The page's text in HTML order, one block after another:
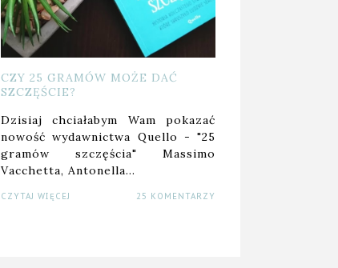
CZY 25 GRAMÓW MOŻE DAĆ
SZCZĘŚCIE?
Dzisiaj chciałabym Wam pokazać
nowość wydawnictwa Quello - "25
gramów szczęścia" Massimo
Vacchetta, Antonella…
CZYTAJ WIĘCEJ 25 KOMENTARZY